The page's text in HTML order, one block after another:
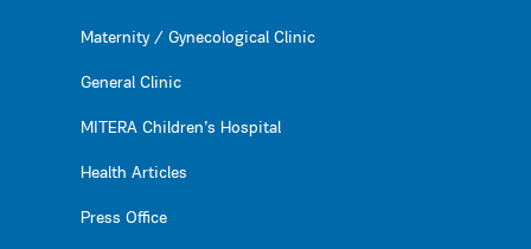
Maternity / Gynecological Clinic
General Clinic
MITERA Children’s Hospital
Health Articles
Press Office